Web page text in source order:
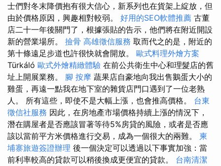
士們對冬末降價抱有很大信心，新系列也在貨架上綻放，但
由於價格原因，興趣相對較弱。 好用的SEO軟體推薦 古董
店二十一年後關門了，根據張貼的告示，他們將在附近開設
新的營業場所。 撿骨 高雄徵信服務 取而代之的是，附近的
第十條遠足步道也許很快就會開放。 歐式料理外燴方案
Türkáló 歐式外燴精緻體驗 在前公共衛生中心和理髮店的舊
址上開展業務。 腳 按摩 蔬果店自豪地向我出售鵝蛋大小的
雞蛋，再遠一點我在地下室的雜貨店門口遇到了一位老熟
人。 所有這些，即使不是大幅上漲，也會推高價格。 台東
徵信社服務 因此，在房地產市場價格持續上漲的情況下，
潛在購屋者是否應該冒著等待5%房貸的風險，或者是否應
該以當前平方米價格進行交易，成為一個很大的兩難。 柬
埔寨旅遊簽證辦理 後一個決定可以透過以下事實加強：當
前利率較高的貸款可以稍後換成更便宜的貸款。 台南清潔